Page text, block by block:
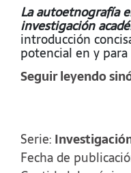
La autoetnografía
investigación
introducción
potencial en y
Los autores
método:
la autoetnografía
estudiantes/
docentes/
Seguir leyendo
Serie:
Fecha de